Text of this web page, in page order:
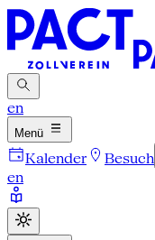
en
Menü
Kalender Besuch
en